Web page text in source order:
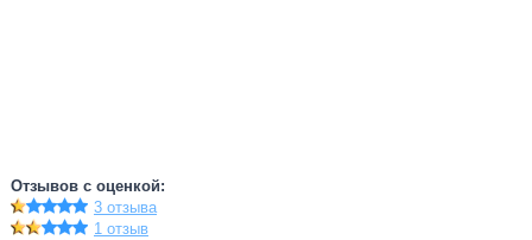
Отзывов с оценкой:
3 отзыва
1 отзыв